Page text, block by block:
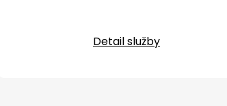
Detail služby